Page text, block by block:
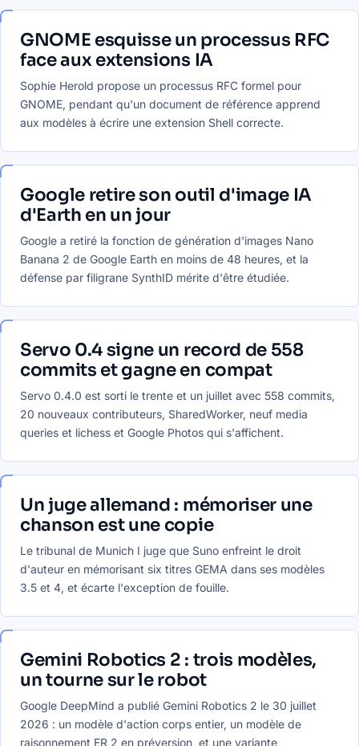
GNOME esquisse un processus RFC
face aux extensions IA
Sophie Herold propose un processus RFC formel pour
GNOME, pendant qu'un document de référence apprend
aux modèles à écrire une extension Shell correcte.
Google retire son outil d'image IA
d'Earth en un jour
Google a retiré la fonction de génération d'images Nano
Banana 2 de Google Earth en moins de 48 heures, et la
défense par filigrane SynthID mérite d'être étudiée.
Servo 0.4 signe un record de 558
commits et gagne en compat
Servo 0.4.0 est sorti le trente et un juillet avec 558 commits,
20 nouveaux contributeurs, SharedWorker, neuf media
queries et lichess et Google Photos qui s'affichent.
Un juge allemand : mémoriser une
chanson est une copie
Le tribunal de Munich I juge que Suno enfreint le droit
d'auteur en mémorisant six titres GEMA dans ses modèles
3.5 et 4, et écarte l'exception de fouille.
Gemini Robotics 2 : trois modèles,
un tourne sur le robot
Google DeepMind a publié Gemini Robotics 2 le 30 juillet
2026 : un modèle d'action corps entier, un modèle de
raisonnement ER 2 en préversion, et une variante